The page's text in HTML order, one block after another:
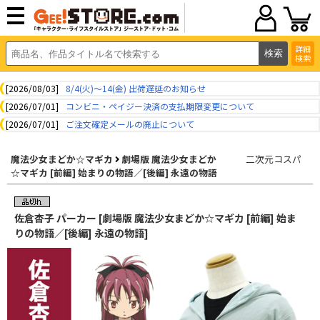
詳細
検索
[2026/08/03]
8/4(火)～14(金) 出荷遅延のお知らせ
[2026/07/01]
コンビニ・ペイジー決済の支払期限変更について
[2026/07/01]
ご注文確定メールの廃止について
魔法少女まどか☆マギカ
劇場版 魔法少女まどか
☆マギカ [前編] 始まりの物語／[後編] 永遠の物語
二次元コスパ
佐倉杏子 パーカー [劇場版 魔法少女まどか☆マギカ [前編] 始ま
りの物語／[後編] 永遠の物語]